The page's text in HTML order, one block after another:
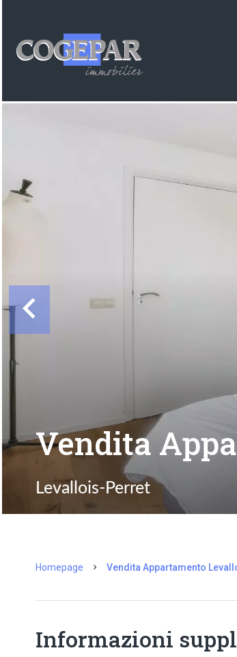
Vendita
Levallois-Perret
Homepage Vendita Appartamento
Informazioni